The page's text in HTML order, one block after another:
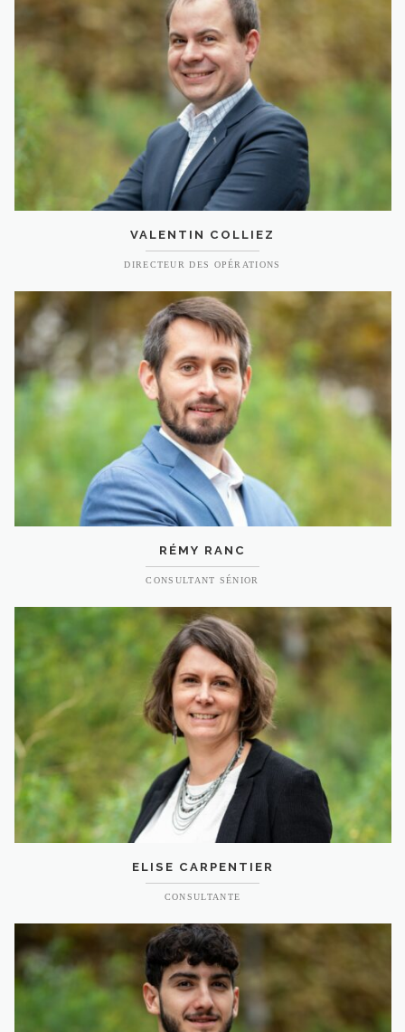
VALENTIN COLLIEZ
DIRECTEUR DES OPÉRATIONS
RÉMY RANC
CONSULTANT SÉNIOR
ELISE CARPENTIER
CONSULTANTE